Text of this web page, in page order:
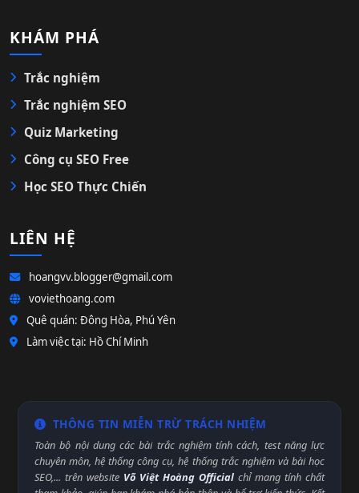
KHÁM PHÁ
Trắc nghiệm
Trắc nghiệm SEO
Quiz Marketing
Công cụ SEO Free
Học SEO Thực Chiến
LIÊN HỆ
hoangvv.blogger@gmail.com
voviethoang.com
Quê quán: Đông Hòa, Phú Yên
Làm việc tại: Hồ Chí Minh
THÔNG TIN MIỄN TRỪ TRÁCH NHIỆM
Toàn bộ nội dung các bài trắc nghiệm tính cách, test năng lực
chuyên môn, hệ thống công cụ, hệ thống trắc nghiệm và bài học
SEO,... trên website Võ Việt Hoàng Official chỉ mang tính chất